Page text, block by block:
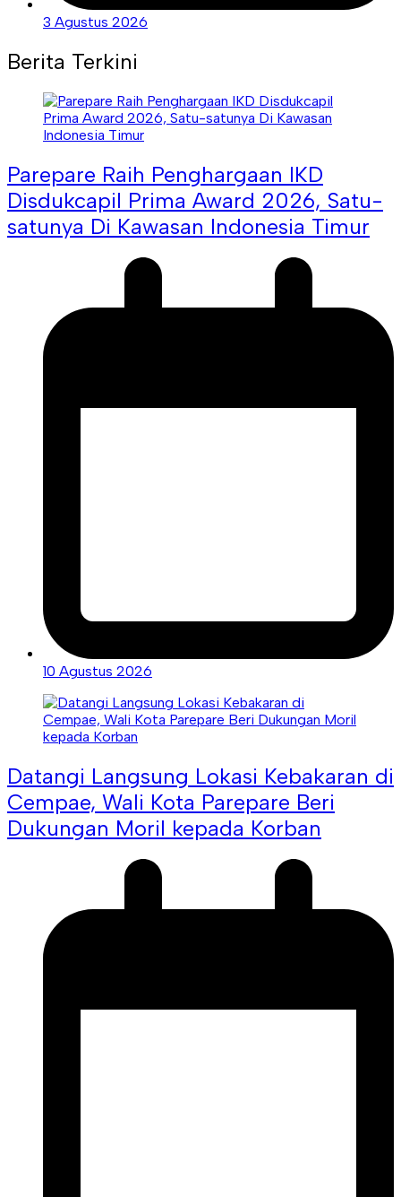
3 Agustus 2026
Berita Terkini
Parepare Raih Penghargaan IKD
Disdukcapil Prima Award 2026, Satu-
satunya Di Kawasan Indonesia Timur
10 Agustus 2026
Datangi Langsung Lokasi Kebakaran di
Cempae, Wali Kota Parepare Beri
Dukungan Moril kepada Korban